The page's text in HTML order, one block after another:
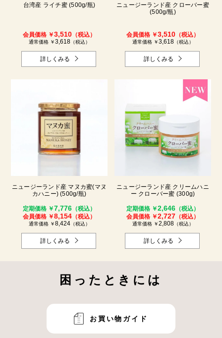
台湾産 ライチ蜜 (500g/瓶)
会員価格 ￥3,510 （税込）
通常価格 ￥3,618（税込）
詳しくみる
ニュージーランド産 クローバー蜜
(500g/瓶)
会員価格 ￥3,510 （税込）
通常価格 ￥3,618（税込）
詳しくみる
ニュージーランド産 マヌカ蜜(マヌ
カハニー) (500g/瓶)
定期価格 ￥7,776 （税込）
会員価格 ￥8,154 （税込）
通常価格 ￥8,424（税込）
詳しくみる
ニュージーランド産 クリームハニ
ー クローバー蜜 (300g)
定期価格 ￥2,646 （税込）
会員価格 ￥2,727 （税込）
通常価格 ￥2,808（税込）
詳しくみる
困ったときには
お買い物ガイド